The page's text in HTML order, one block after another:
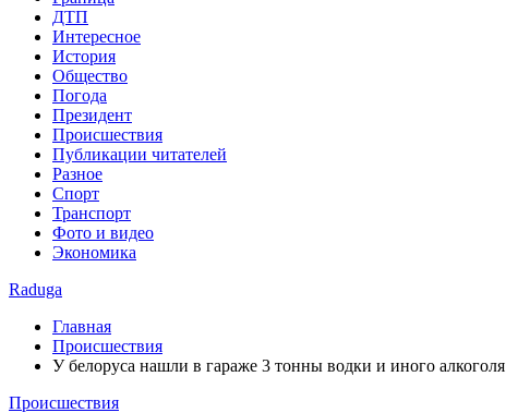
ДТП
Интересное
История
Общество
Погода
Президент
Происшествия
Публикации читателей
Разное
Спорт
Транспорт
Фото и видео
Экономика
Raduga
Главная
Происшествия
У белоруса нашли в гараже 3 тонны водки и иного алкоголя
Происшествия